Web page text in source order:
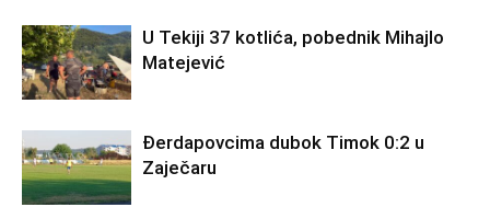
U Tekiji 37 kotlića, pobednik Mihajlo
Matejević
Đerdapovcima dubok Timok 0:2 u
Zaječaru